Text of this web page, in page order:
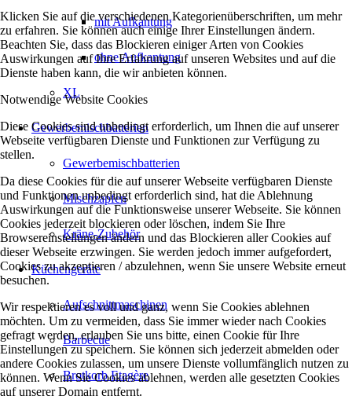
mit Aufkantung
ohne Aufkantung
XL
Gewerbemischbatterien
Gewerbemischbatterien
Mischzapfen
Kräne-Zubehör
Küchengeräte
Aufschnittmaschinen
Barbecue
Brotkorb Etagère
Klicken Sie auf die verschiedenen Kategorienüberschriften, um mehr
zu erfahren. Sie können auch einige Ihrer Einstellungen ändern.
Beachten Sie, dass das Blockieren einiger Arten von Cookies
Auswirkungen auf Ihre Erfahrung auf unseren Websites und auf die
Dienste haben kann, die wir anbieten können.
Notwendige Website Cookies
Diese Cookies sind unbedingt erforderlich, um Ihnen die auf unserer
Webseite verfügbaren Dienste und Funktionen zur Verfügung zu
stellen.
Da diese Cookies für die auf unserer Webseite verfügbaren Dienste
und Funktionen unbedingt erforderlich sind, hat die Ablehnung
Auswirkungen auf die Funktionsweise unserer Webseite. Sie können
Cookies jederzeit blockieren oder löschen, indem Sie Ihre
Browsereinstellungen ändern und das Blockieren aller Cookies auf
dieser Webseite erzwingen. Sie werden jedoch immer aufgefordert,
Cookies zu akzeptieren / abzulehnen, wenn Sie unsere Website erneut
besuchen.
Wir respektieren es voll und ganz, wenn Sie Cookies ablehnen
möchten. Um zu vermeiden, dass Sie immer wieder nach Cookies
gefragt werden, erlauben Sie uns bitte, einen Cookie für Ihre
Einstellungen zu speichern. Sie können sich jederzeit abmelden oder
andere Cookies zulassen, um unsere Dienste vollumfänglich nutzen zu
können. Wenn Sie Cookies ablehnen, werden alle gesetzten Cookies
auf unserer Domain entfernt.